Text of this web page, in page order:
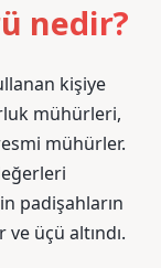
nedir?
kişiye
mühürleri,
mühürler.
padişahların
üçü altındı.